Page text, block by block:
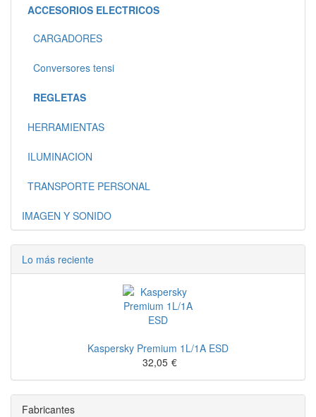
ACCESORIOS ELECTRICOS
CARGADORES
Conversores tensi
REGLETAS
HERRAMIENTAS
ILUMINACION
TRANSPORTE PERSONAL
IMAGEN Y SONIDO
Lo más reciente
Kaspersky Premium 1L/1A ESD
32,05 €
Fabricantes